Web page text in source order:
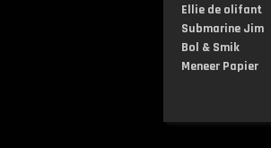
Ellie de olifant
Submarine Jim
Bol & Smik
Meneer Papier